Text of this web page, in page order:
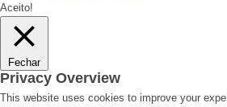
Aceito!
Fechar
Privacy Overview
This website uses cookies to improve your